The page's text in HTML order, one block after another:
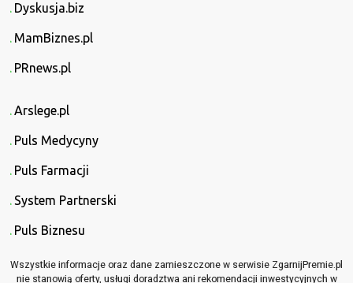
Dyskusja.biz
MamBiznes.pl
PRnews.pl
Arslege.pl
Puls Medycyny
Puls Farmacji
System Partnerski
Puls Biznesu
Wszystkie informacje oraz dane zamieszczone w serwisie ZgarnijPremie.pl
nie stanowią oferty, usługi doradztwa ani rekomendacji inwestycyjnych w